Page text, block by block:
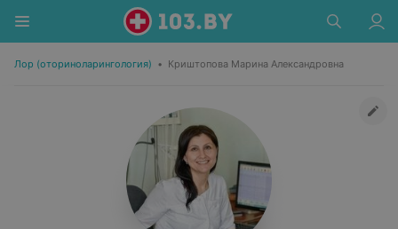
Лор (оториноларингология) • Криштопова Марина Александровна